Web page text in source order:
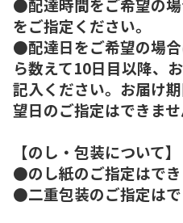
をご指定ください。
●配達日をご希望の場
ら数えて10日目以降、
記入ください。お届け
望日のご指定はできませ
【のし・包装について】
●のし紙のご指定はでき
●二重包装のご指定はで